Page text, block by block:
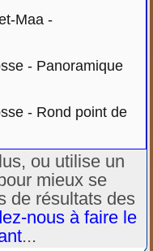
Maa -
- Panoramique
- Rond point de
ou utilise un
mieux se
de résultats des
nous à faire le
...